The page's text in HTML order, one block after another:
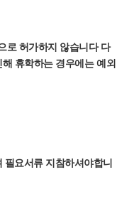
로 허가하지 않습니다 다
휴학하는 경우에는 예외
필요서류 지참하셔야합니